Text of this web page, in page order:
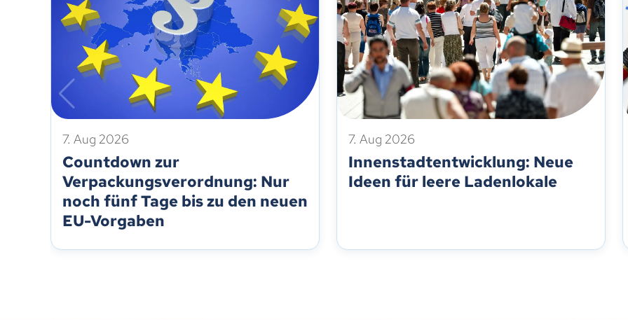
7. Aug 2026
Countdown zur
Verpackungsverordnung: Nur
noch fünf Tage bis zu den neuen
EU-Vorgaben
7. Aug 2026
Innenstadtentwicklung: Neue
Ideen für leere Ladenlokale